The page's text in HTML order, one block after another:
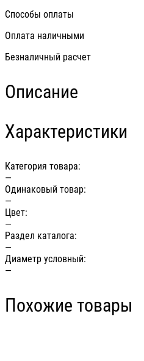
Способы оплаты
Оплата наличными
Безналичный расчет
Описание
Характеристики
Категория товара:
—
Одинаковый товар:
—
Цвет:
—
Раздел каталога:
—
Диаметр условный:
—
Похожие товары